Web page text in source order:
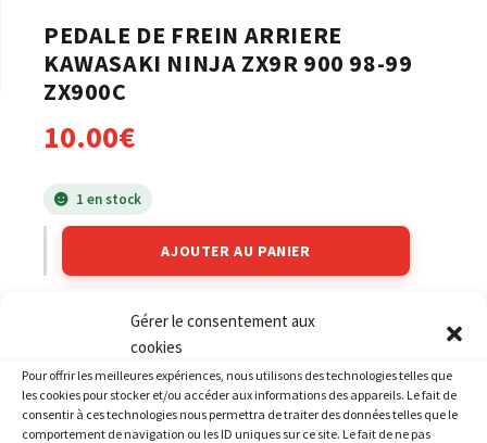
Gérer le consentement aux
cookies
Pour offrir les meilleures expériences, nous utilisons des technologies telles que
les cookies pour stocker et/ou accéder aux informations des appareils. Le fait de
consentir à ces technologies nous permettra de traiter des données telles que le
comportement de navigation ou les ID uniques sur ce site. Le fait de ne pas
PEDALE DE FREIN ARRIERE
KAWASAKI NINJA ZX9R 900 98-99
ZX900C
10.00€
1 en stock
AJOUTER AU PANIER
KAWASAKI, KAWASAKI 900 Ninja ZX9R